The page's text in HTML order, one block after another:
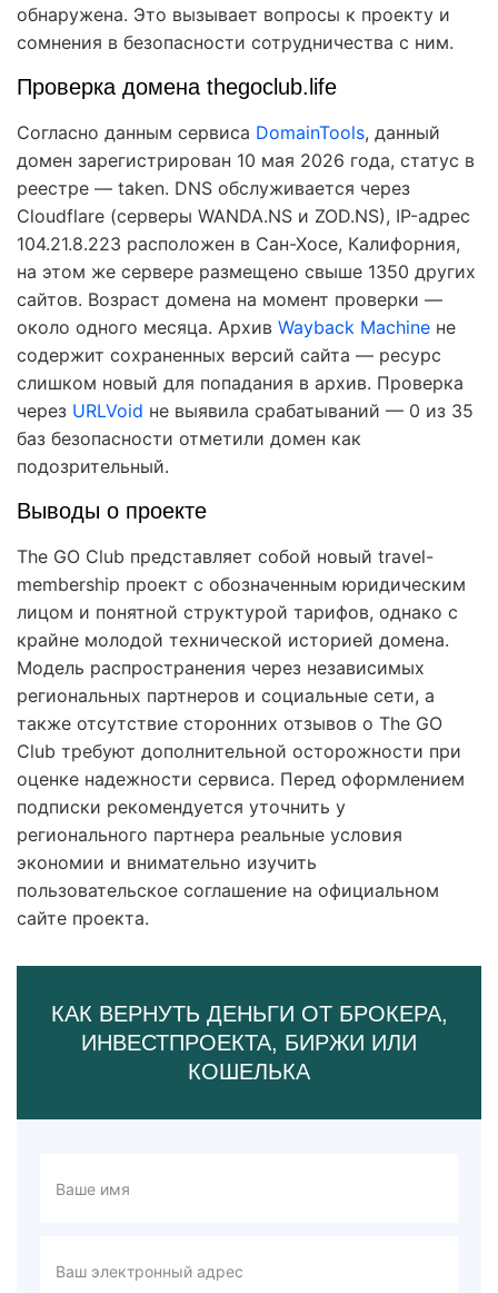
обнаружена. Это вызывает вопросы к проекту и
сомнения в безопасности сотрудничества с ним.
Проверка домена thegoclub.life
Согласно данным сервиса DomainTools, данный
домен зарегистрирован 10 мая 2026 года, статус в
реестре — taken. DNS обслуживается через
Cloudflare (серверы WANDA.NS и ZOD.NS), IP-адрес
104.21.8.223 расположен в Сан-Хосе, Калифорния,
на этом же сервере размещено свыше 1350 других
сайтов. Возраст домена на момент проверки —
около одного месяца. Архив Wayback Machine не
содержит сохраненных версий сайта — ресурс
слишком новый для попадания в архив. Проверка
через URLVoid не выявила срабатываний — 0 из 35
баз безопасности отметили домен как
подозрительный.
Выводы о проекте
The GO Club представляет собой новый travel-
membership проект с обозначенным юридическим
лицом и понятной структурой тарифов, однако с
крайне молодой технической историей домена.
Модель распространения через независимых
региональных партнеров и социальные сети, а
также отсутствие сторонних отзывов о The GO
Club требуют дополнительной осторожности при
оценке надежности сервиса. Перед оформлением
подписки рекомендуется уточнить у
регионального партнера реальные условия
экономии и внимательно изучить
пользовательское соглашение на официальном
сайте проекта.
КАК ВЕРНУТЬ ДЕНЬГИ ОТ БРОКЕРА,
ИНВЕСТПРОЕКТА, БИРЖИ ИЛИ
КОШЕЛЬКА